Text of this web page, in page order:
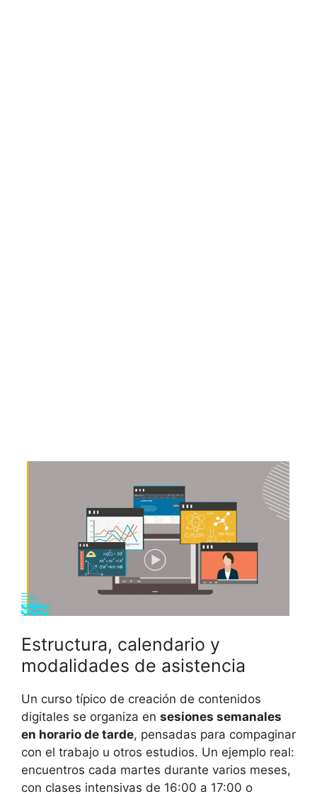
Estructura, calendario y
modalidades de asistencia
Un curso típico de creación de contenidos
digitales se organiza en sesiones semanales
en horario de tarde, pensadas para compaginar
con el trabajo u otros estudios. Un ejemplo real:
encuentros cada martes durante varios meses,
con clases intensivas de 16:00 a 17:00 o